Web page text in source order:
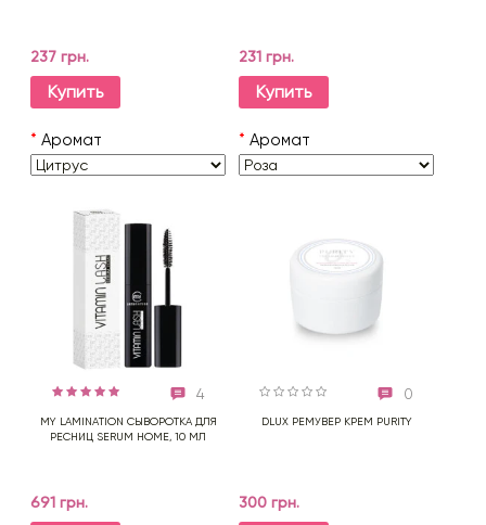
237 грн.
Купить
* Аромат
231 грн.
Купить
* Аромат
4
MY LAMINATION СЫВОРОТКА ДЛЯ
РЕСНИЦ SERUM HOME, 10 МЛ
691 грн.
0
DLUX РЕМУВЕР КРЕМ PURITY
300 грн.